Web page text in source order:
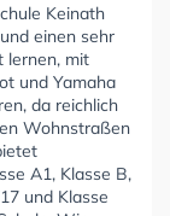
Keinath
einen sehr
lernen, mit
und Yamaha
da reichlich
Wohnstraßen
A1, Klasse B,
und Klasse